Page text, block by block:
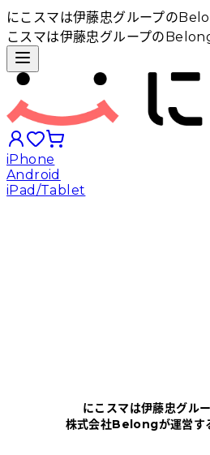
にこスマは伊藤忠グループの
こスマは伊藤忠グループの
iPhone
Android
iPad/Tablet
にこスマについて
にこスマは伊藤忠グル
株式会社Belongが運営す